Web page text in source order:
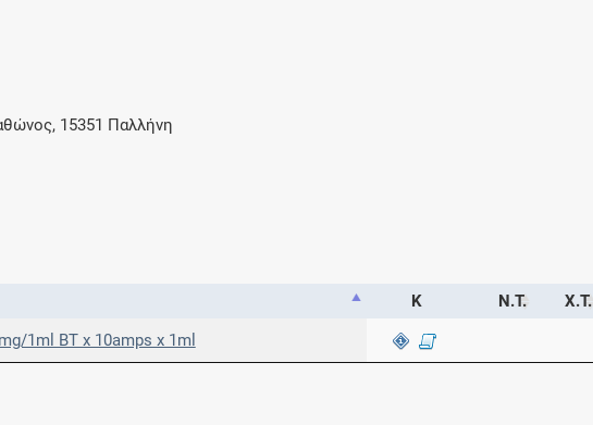
15351 Παλλήνη
Κ Ν.Τ. Χ.Τ.
1ml BT x 10amps x 1ml